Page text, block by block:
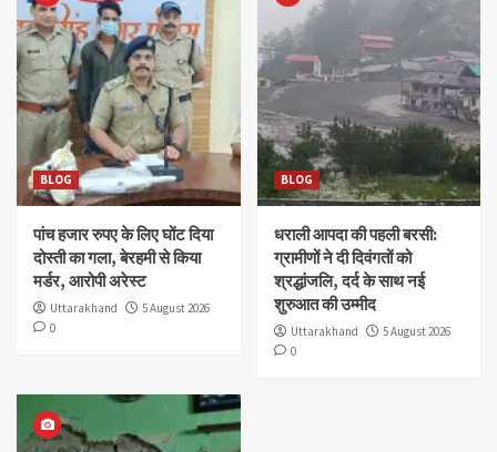
BLOG
पांच हजार रुपए के लिए घोंट दिया
दोस्ती का गला, बेरहमी से किया
मर्डर, आरोपी अरेस्ट
Uttarakhand
5 August 2026
0
BLOG
धराली आपदा की पहली बरसी:
ग्रामीणों ने दी दिवंगतों को
श्रद्धांजलि, दर्द के साथ नई
शुरुआत की उम्मीद
Uttarakhand
5 August 2026
0